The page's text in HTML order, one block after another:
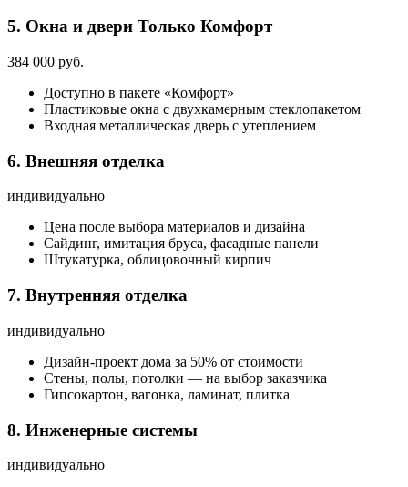
5. Окна и двери Только Комфорт
384 000 руб.
Доступно в пакете «Комфорт»
Пластиковые окна с двухкамерным стеклопакетом
Входная металлическая дверь с утеплением
6. Внешняя отделка
индивидуально
Цена после выбора материалов и дизайна
Сайдинг, имитация бруса, фасадные панели
Штукатурка, облицовочный кирпич
7. Внутренняя отделка
индивидуально
Дизайн-проект дома за 50% от стоимости
Стены, полы, потолки — на выбор заказчика
Гипсокартон, вагонка, ламинат, плитка
8. Инженерные системы
индивидуально